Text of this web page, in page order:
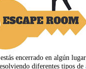
estás encerrado en algún
diferentes tipos de